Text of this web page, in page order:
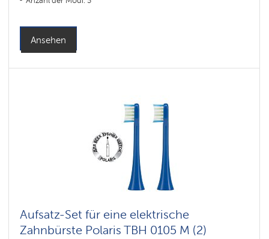
Ansehen
Aufsatz-Set für eine elektrische
Zahnbürste Polaris TBH 0105 M (2)